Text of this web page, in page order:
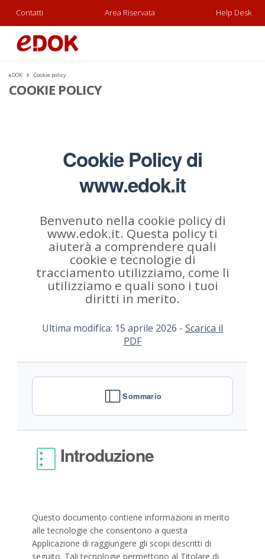
Help Desk
Area Riservata
Contatti
eDOK Cookie policy
COOKIE POLICY
Cookie Policy di
www.edok.it
Benvenuto nella cookie policy di
www.edok.it. Questa policy ti
aiuterà a comprendere quali
cookie e tecnologie di
tracciamento utilizziamo, come li
utilizziamo e quali sono i tuoi
diritti in merito.
Ultima modifica: 15 aprile 2026 - Scarica il
PDF
Sommario
Introduzione
Questo documento contiene informazioni in merito
alle tecnologie che consentono a questa
Applicazione di raggiungere gli scopi descritti di
seguito. Tali tecnologie permettono al Titolare di